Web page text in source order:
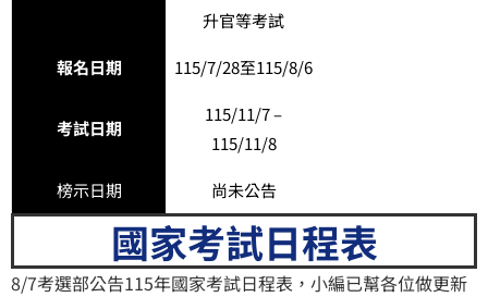
升官等考試
報名日期 115/7/28至115/8/6
考試日期
115/11/7 –
115/11/8
榜示日期 尚未公告
國家考試日程表
8/7考選部公告115年國家考試日程表，小編已幫各位做更新